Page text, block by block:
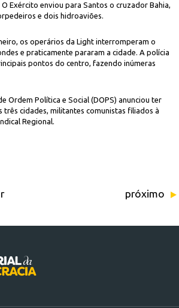
Exército enviou para Santos o cruzador Bahia,
e dois hidroaviões.
os operários da Light interromperam o
e praticamente pararam a cidade. A polícia
pontos do centro, fazendo inúmeras
Ordem Política e Social (DOPS) anunciou ter
três cidades, militantes comunistas filiados à
Regional.
próximo